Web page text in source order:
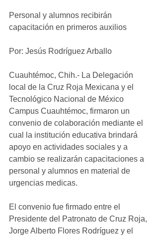
Personal y alumnos recibirán
capacitación en primeros auxilios
Por: Jesús Rodríguez Arballo
Cuauhtémoc, Chih.- La Delegación
local de la Cruz Roja Mexicana y el
Tecnológico Nacional de México
Campus Cuauhtémoc, firmaron un
convenio de colaboración mediante el
cual la institución educativa brindará
apoyo en actividades sociales y a
cambio se realizarán capacitaciones a
personal y alumnos en material de
urgencias medicas.
El convenio fue firmado entre el
Presidente del Patronato de Cruz Roja,
Jorge Alberto Flores Rodríguez y el